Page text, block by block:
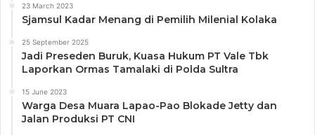
23 March 2023
Sjamsul Kadar Menang di Pemilih Milenial Kolaka
25 September 2025
Jadi Preseden Buruk, Kuasa Hukum PT Vale Tbk
Laporkan Ormas Tamalaki di Polda Sultra
15 June 2023
Warga Desa Muara Lapao-Pao Blokade Jetty dan
Jalan Produksi PT CNI